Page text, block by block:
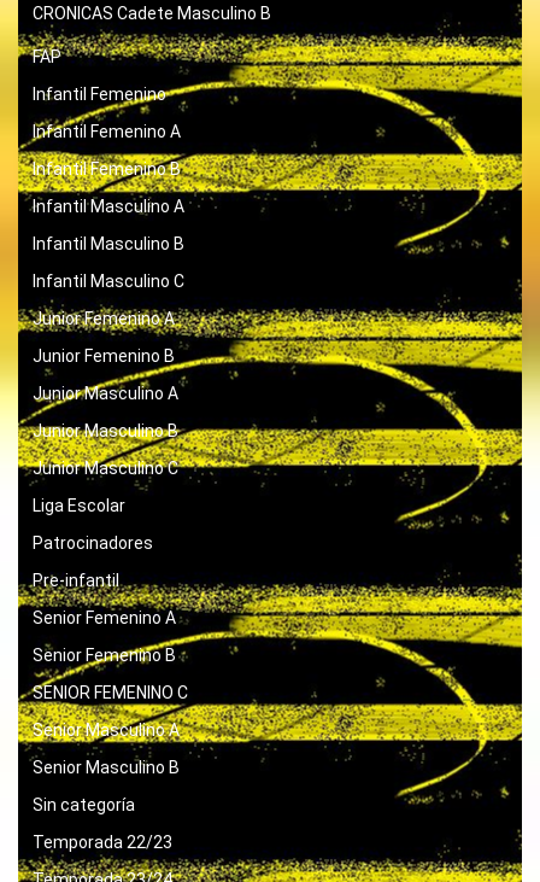
CRONICAS Cadete Masculino B
FAP
Infantil Femenino
Infantil Femenino A
Infantil Femenino B
Infantil Masculino A
Infantil Masculino B
Infantil Masculino C
Junior Femenino A
Junior Femenino B
Junior Masculino A
Junior Masculino B
Junior Masculino C
Liga Escolar
Patrocinadores
Pre-infantil
Senior Femenino A
Senior Femenino B
SENIOR FEMENINO C
Senior Masculino A
Senior Masculino B
Sin categoría
Temporada 22/23